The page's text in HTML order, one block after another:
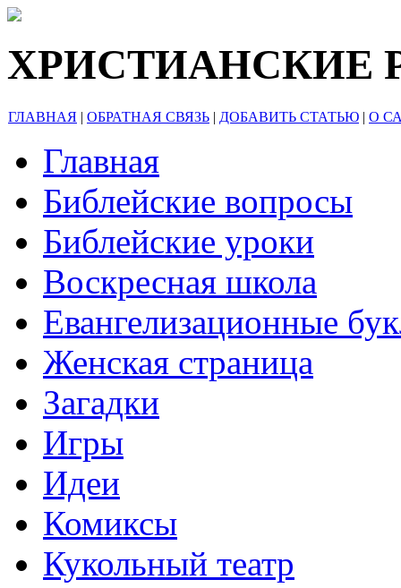
ХРИСТИАНСКИЕ
ГЛАВНАЯ | ОБРАТНАЯ СВЯЗЬ | ДОБАВИТЬ СТАТЬЮ | О
Главная
Библейские вопросы
Библейские уроки
Воскресная школа
Евангелизационные
Женская страница
Загадки
Игры
Идеи
Комиксы
Кукольный театр